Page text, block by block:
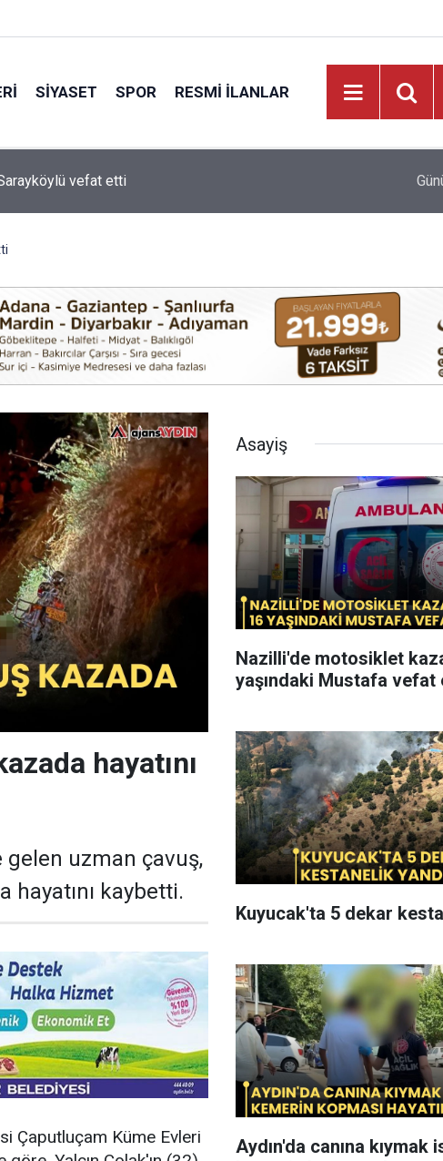
SIYASET SPOR RESMI İLANLAR
Mustafa vefat etti Kuyucak'ta
hayatını
gelen uzman çavuş,
hayatını kaybetti.
Çaputluçam Küme Evleri
Asayiş
Nazilli'de motosiklet
yaşındaki Mustafa vefat
Kuyucak'ta 5 dekar
Aydın'da canına kıymak